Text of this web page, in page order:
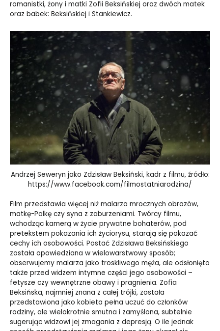
romanistki, żony i matki Zofii Beksińskiej oraz dwóch matek
oraz babek: Beksińskiej i Stankiewicz.
Andrzej Seweryn jako Zdzisław Beksiński, kadr z filmu, źródło:
https://www.facebook.com/filmostatniarodzina/
Film przedstawia więcej niż malarza mrocznych obrazów,
matkę-Polkę czy syna z zaburzeniami. Twórcy filmu,
wchodząc kamerą w życie prywatne bohaterów, pod
pretekstem pokazania ich życiorysu, starają się pokazać
cechy ich osobowości. Postać Zdzisława Beksińskiego
została opowiedziana w wielowarstwowy sposób;
obserwujemy malarza jako troskliwego męża, ale odsłonięto
także przed widzem intymne części jego osobowości –
fetysze czy wewnętrzne obawy i pragnienia. Zofia
Beksińska, najmniej znana z całej trójki, została
przedstawiona jako kobieta pełna uczuć do członków
rodziny, ale wielokrotnie smutna i zamyślona, subtelnie
sugerując widzowi jej zmagania z depresją. O ile jednak